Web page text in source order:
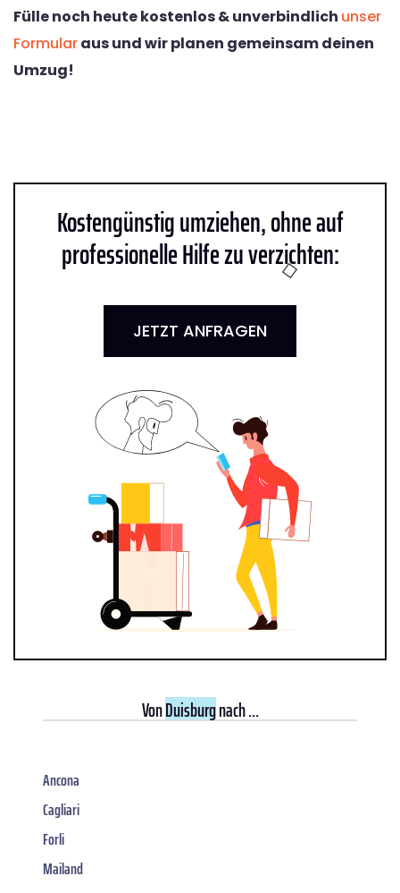
Fülle noch heute kostenlos & unverbindlich unser
Formularaus und wir planen gemeinsam deinen
Umzug!
Kostengünstig umziehen, ohne auf
professionelle Hilfe zu verzichten:
JETZT ANFRAGEN
VonDuisburgnach ...
Ancona
Cagliari
Forli
Mailand